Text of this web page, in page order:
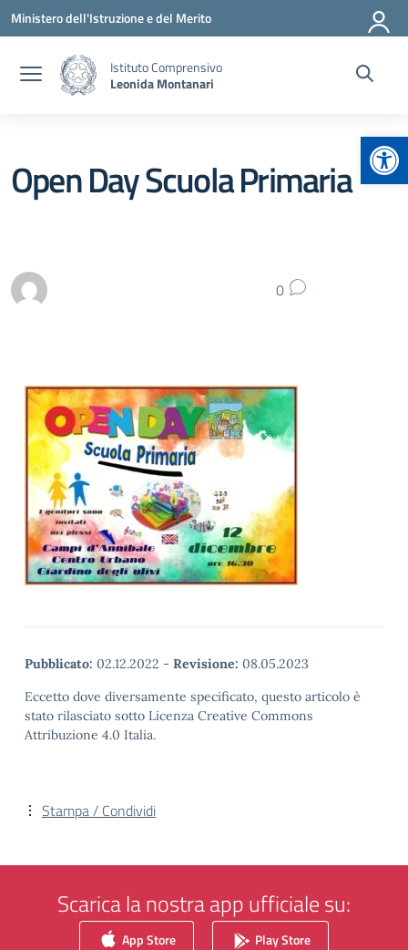
Vai ai contenuti
Vai al menu di navigazione
Vai al footer
Ministero dell'Istruzione e del Merito
Istituto Comprensivo
Leonida Montanari
Open Day Scuola Primaria
0
Pubblicato: 02.12.2022 - Revisione: 08.05.2023
Eccetto dove diversamente specificato, questo articolo è
stato rilasciato sotto Licenza Creative Commons
Attribuzione 4.0 Italia.
Stampa / Condividi
Scarica la nostra app ufficiale su:
App Store Play Store